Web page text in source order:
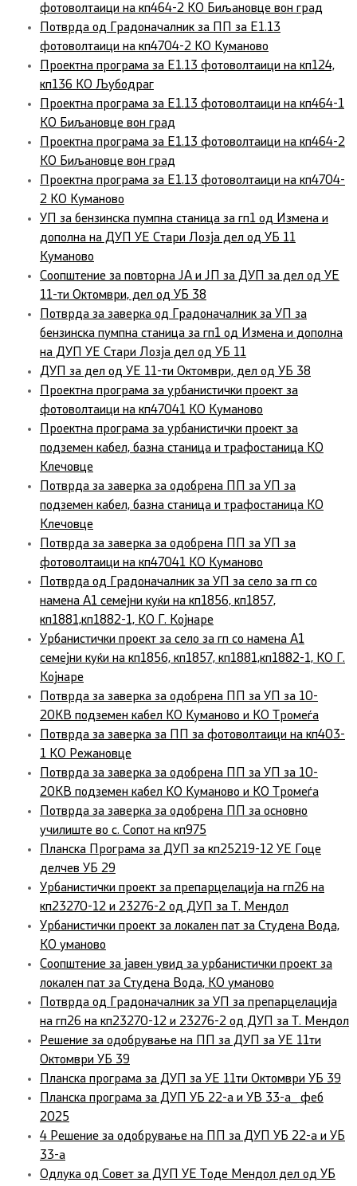
фотоволтаици на кп464-2 КО Биљановце вон град
Потврда од Градоначалник за ПП за Е1.13
фотоволтаици на кп4704-2 КО Куманово
Проектна програма за Е1.13 фотоволтаици на кп124,
кп136 КО Љубодраг
Проектна програма за Е1.13 фотоволтаици на кп464-1
КО Биљановце вон град
Проектна програма за Е1.13 фотоволтаици на кп464-2
КО Биљановце вон град
Проектна програма за Е1.13 фотоволтаици на кп4704-
2 КО Куманово
УП за бензинска пумпна станица за гп1 од Измена и
дополна на ДУП УЕ Стари Лозја дел од УБ 11
Куманово
Соопштение за повторна ЈА и ЈП за ДУП за дел од УЕ
11-ти Октомври, дел од УБ 38
Потврда за заверка од Градоначалник за УП за
бензинска пумпна станица за гп1 од Измена и дополна
на ДУП УЕ Стари Лозја дел од УБ 11
ДУП за дел од УЕ 11-ти Октомври, дел од УБ 38
Проектна програма за урбанистички проект за
фотоволтаици на кп47041 КО Куманово
Проектна програма за урбанистички проект за
подземен кабел, базна станица и трафостаница КО
Клечовце
Потврда за заверка за одобрена ПП за УП за
подземен кабел, базна станица и трафостаница КО
Клечовце
Потврда за заверка за одобрена ПП за УП за
фотоволтаици на кп47041 КО Куманово
Потврда од Градоначалник за УП за село за гп со
намена А1 семејни куќи на кп1856, кп1857,
кп1881,кп1882-1, КО Г. Којнаре
Урбанистички проект за село за гп со намена А1
семејни куќи на кп1856, кп1857, кп1881,кп1882-1, КО Г.
Којнаре
Потврда за заверка за одобрена ПП за УП за 10-
20КВ подземен кабел КО Куманово и КО Тромеѓа
Потврда за заверка за ПП за фотоволтаици на кп403-
1 КО Режановце
Потврда за заверка за одобрена ПП за УП за 10-
20КВ подземен кабел КО Куманово и КО Тромеѓа
Потврда за заверка за одобрена ПП за основно
училиште во с. Сопот на кп975
Планска Програма за ДУП за кп25219-12 УЕ Гоце
делчев УБ 29
Урбанистички проект за препарцелација на гп26 на
кп23270-12 и 23276-2 од ДУП за Т. Мендол
Урбанистички проект за локален пат за Студена Вода,
КО уманово
Соопштение за јавен увид за урбанистички проект за
локален пат за Студена Вода, КО уманово
Потврда од Градоначалник за УП за препарцелација
на гп26 на кп23270-12 и 23276-2 од ДУП за Т. Мендол
Решение за одобрување на ПП за ДУП за УЕ 11ти
Октомври УБ 39
Планска програма за ДУП за УЕ 11ти Октомври УБ 39
Планска програма за ДУП УБ 22-a и УВ 33-a_ феб
2025
4 Решение за одобрување на ПП за ДУП УБ 22-а и УБ
33-а
Одлука од Совет за ДУП УЕ Тоде Мендол дел од УБ